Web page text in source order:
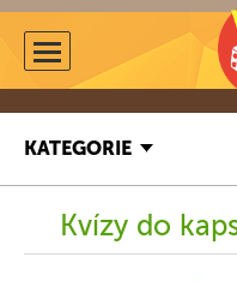
KATEGORIE
Kvízy do